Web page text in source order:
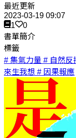
最近更新
2023-03-19 09:07
1
0
書單簡介
標籤
# 集氣力量 # 自然反
來生我想 # 因果報應